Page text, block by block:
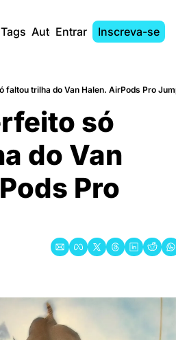
Tags AutoresEntrar Inscreva-se
faltou trilha do Van Halen. AirPods Pro
só
do Van
Pro